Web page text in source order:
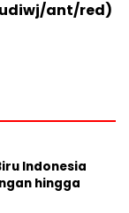
ant/red)
Indonesia
hingga